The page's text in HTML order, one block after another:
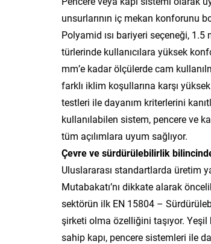
unsurlarının iç mekan konforunu
Polyamid ısı bariyeri seçeneği,
türlerinde kullanıcılara yüksek
mm’e kadar ölçülerde cam
farklı iklim koşullarına karşı
testleri ile dayanım kriterlerini
kullanılabilen sistem, pencere ve
tüm açılımlara uyum sağlıyor.
Çevre ve sürdürülebilirlik
Uluslararası standartlarda üretim
Mutabakatı’nı dikkate alarak
sektörün ilk EN 15804 –
şirketi olma özelliğini taşıyor.
sahip kapı, pencere sistemleri ile